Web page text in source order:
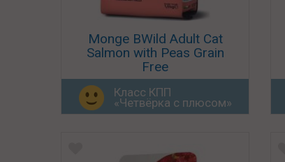
Monge BWild Adult Cat
Salmon with Peas Grain
Free
Класс КПП
«Четвёрка с плюсом»